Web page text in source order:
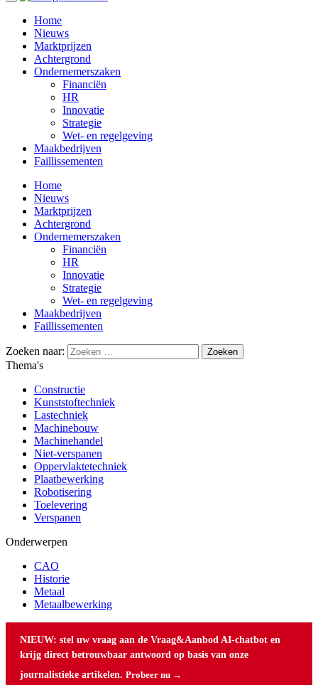
Home
Nieuws
Marktprijzen
Achtergrond
Ondernemerszaken
Financiën
HR
Innovatie
Strategie
Wet- en regelgeving
Maakbedrijven
Faillissementen
Home
Nieuws
Marktprijzen
Achtergrond
Ondernemerszaken
Financiën
HR
Innovatie
Strategie
Wet- en regelgeving
Maakbedrijven
Faillissementen
Zoeken naar:
Thema's
Constructie
Kunststoftechniek
Lastechniek
Machinebouw
Machinehandel
Niet-verspanen
Oppervlaktetechniek
Plaatbewerking
Robotisering
Toelevering
Verspanen
Onderwerpen
CAO
Historie
Metaal
Metaalbewerking
NIEUW: stel uw vraag aan de Vraag&Aanbod AI-chatbot en
krijg direct betrouwbaar antwoord op basis van onze
journalistieke artikelen. Probeer nu →